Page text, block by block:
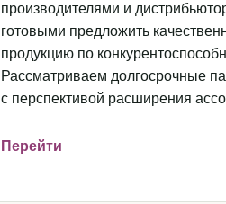
производителями и
готовыми предложить
продукцию по
Рассматриваем долгосрочные
с перспективой расширения
Перейти